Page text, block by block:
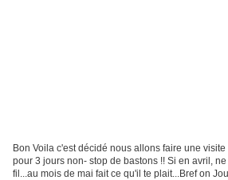
Bon Voila c'est décidé nous allons faire une
pour 3 jours non- stop de bastons !! Si en avril,
fil...au mois de mai fait ce qu'il te plait...Bref on